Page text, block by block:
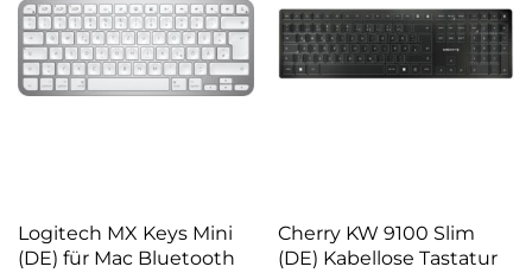
Logitech MX Keys Mini
(DE) für Mac Bluetooth
Cherry KW 9100 Slim
(DE) Kabellose Tastatur